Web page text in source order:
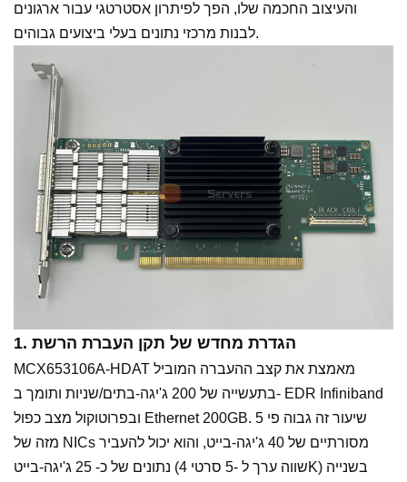
והעיצוב החכמה שלו, הפך לפיתרון אסטרטגי עבור ארגונים
לבנות מרכזי נתונים בעלי ביצועים גבוהים.
1. הגדרת מחדש של תקן העברת הרשת
MCX653106A-HDAT מאמצת את קצב ההעברה המוביל
בתעשייה של 200 ג'יגה-בתים/שניות ותומך ב- EDR Infiniband
ובפרוטוקול מצב כפול Ethernet 200GB. שיעור זה גבוה פי 5
מזה של NICs מסורתיים של 40 ג'יגה-בייט, והוא יכול להעביר
נתונים של כ- 25 ג'יגה-בייט (שווה ערך ל -5 סרטי 4K) בשנייה